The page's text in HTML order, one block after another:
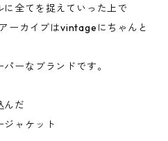
全てを捉えていった上で
ーカイブはvintageにちゃんと
ーなブランドです。
んだ
ジャケット